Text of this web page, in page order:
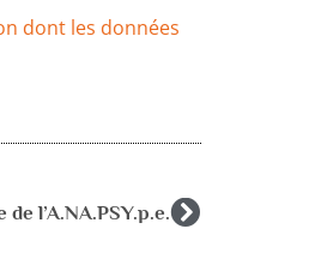
dont les données
l’A.NA.PSY.p.e.